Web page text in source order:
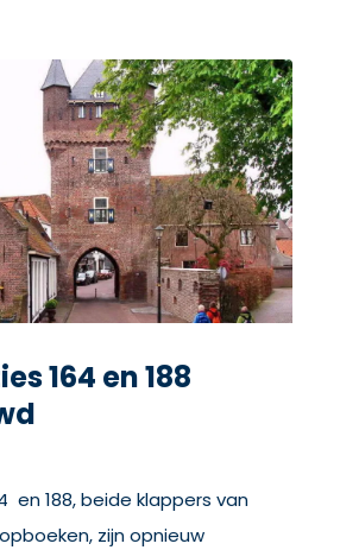
164 en 188
en 188, beide klappers van
zijn opnieuw